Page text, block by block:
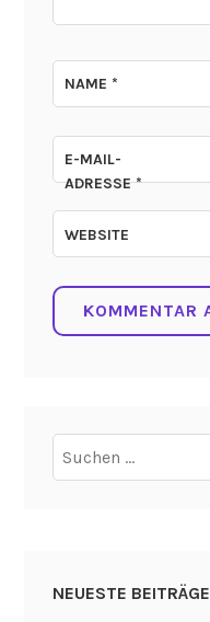
NAME*
E-MAIL-
ADRESSE*
WEBSITE
Suchen
nach:
NEUESTE BEITRÄGE